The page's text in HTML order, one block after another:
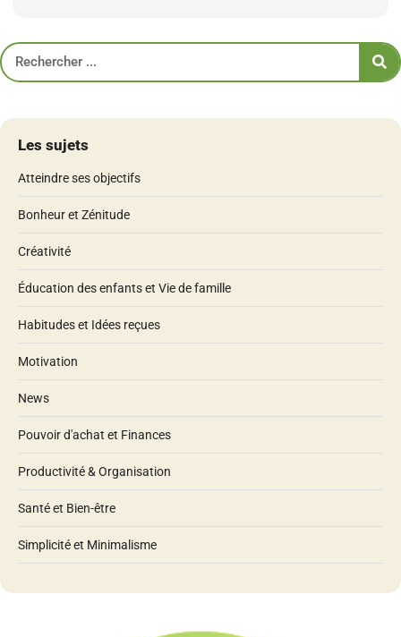
Les sujets
Atteindre ses objectifs
Bonheur et Zénitude
Créativité
Éducation des enfants et Vie de famille
Habitudes et Idées reçues
Motivation
News
Pouvoir d'achat et Finances
Productivité & Organisation
Santé et Bien-être
Simplicité et Minimalisme